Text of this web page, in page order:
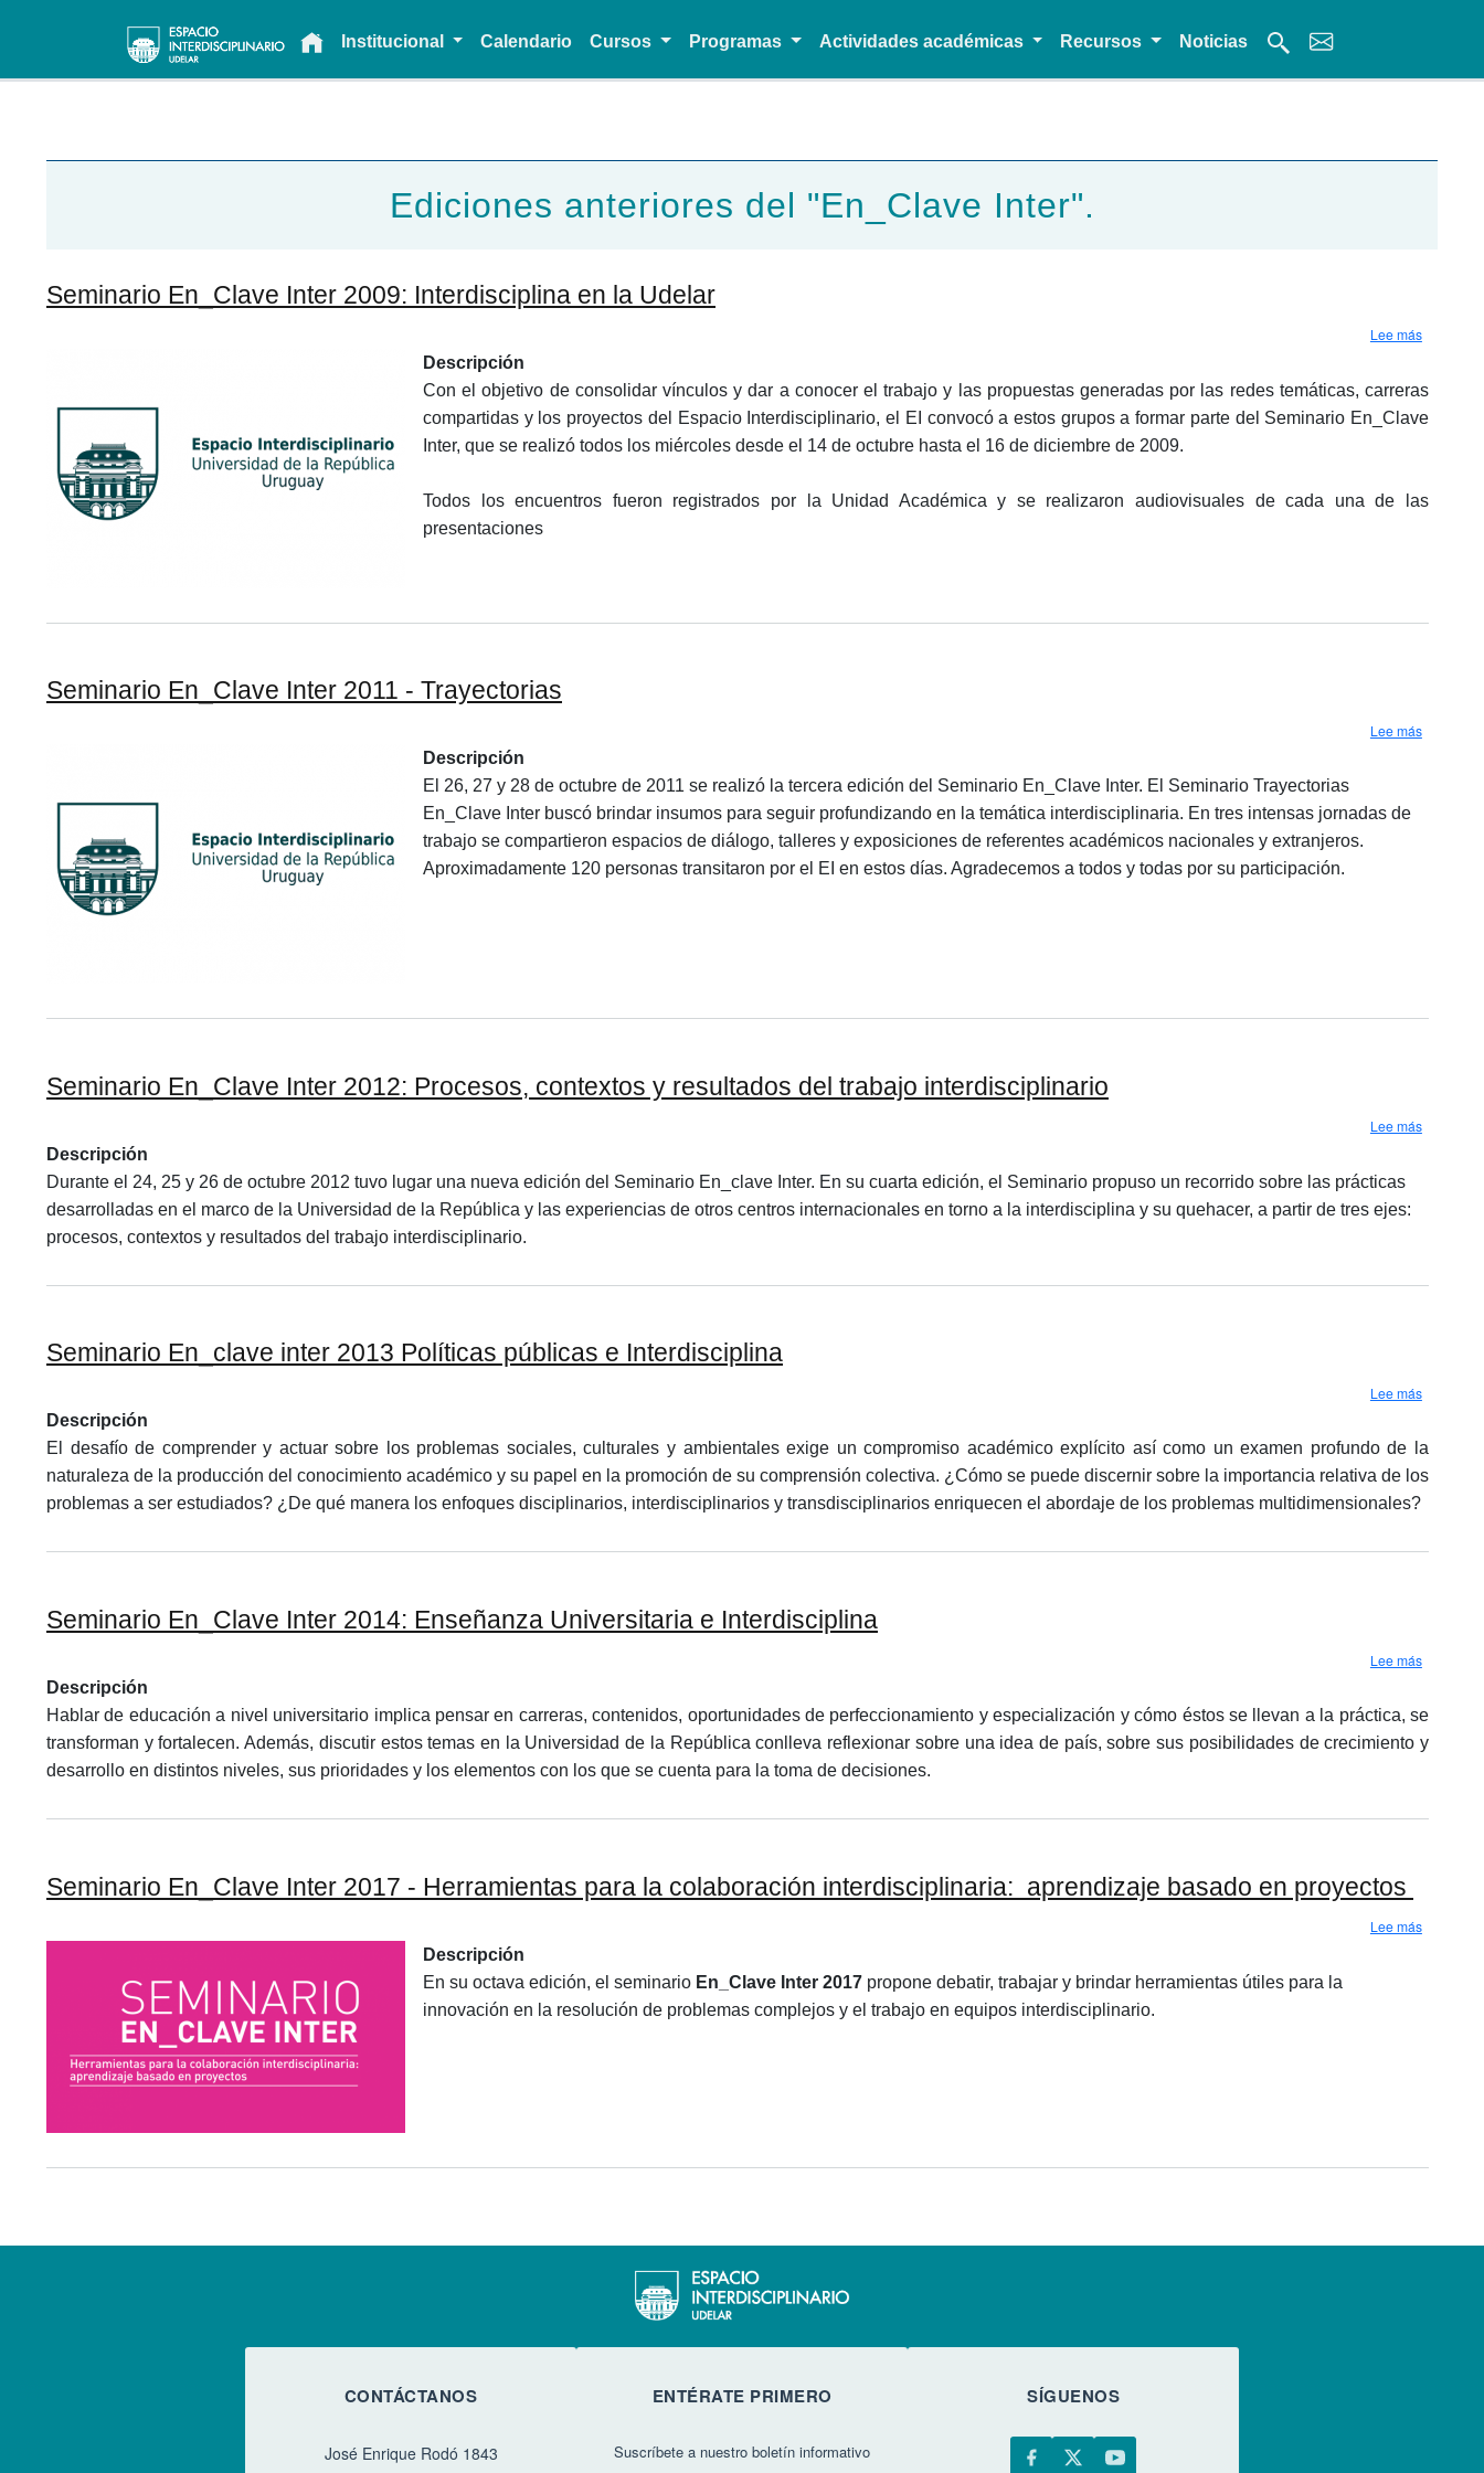
Main navigationInstitucional Calendario Cursos Programas Actividades académicas Recursos Noticias
Ediciones anteriores del "En_Clave Inter".
Seminario En_Clave Inter 2009: Interdisciplina en la Udelar
Lee mássobre
Descripción
Con el objetivo de consolidar vínculos y dar a conocer el trabajo y las propuestas generadas por las redes temáticas, carreras
compartidas y los proyectos del Espacio Interdisciplinario, el EI convocó a estos grupos a formar parte del Seminario En_Clave
Inter, que se realizó todos los miércoles desde el 14 de octubre hasta el 16 de diciembre de 2009.
Todos los encuentros fueron registrados por la Unidad Académica y se realizaron audiovisuales de cada una de las
presentaciones
Seminario En_Clave Inter 2011 - Trayectorias
Lee mássobre
Descripción
El 26, 27 y 28 de octubre de 2011 se realizó la tercera edición del Seminario En_Clave Inter. El Seminario Trayectorias
En_Clave Inter buscó brindar insumos para seguir profundizando en la temática interdisciplinaria. En tres intensas jornadas de
trabajo se compartieron espacios de diálogo, talleres y exposiciones de referentes académicos nacionales y extranjeros.
Aproximadamente 120 personas transitaron por el EI en estos días. Agradecemos a todos y todas por su participación.
Seminario En_Clave Inter 2012: Procesos, contextos y resultados del trabajo interdisciplinario
Lee mássobre
Descripción
Durante el 24, 25 y 26 de octubre 2012 tuvo lugar una nueva edición del Seminario En_clave Inter. En su cuarta edición, el Seminario propuso un recorrido sobre las prácticas
desarrolladas en el marco de la Universidad de la República y las experiencias de otros centros internacionales en torno a la interdisciplina y su quehacer, a partir de tres ejes:
procesos, contextos y resultados del trabajo interdisciplinario.
Seminario En_clave inter 2013 Políticas públicas e Interdisciplina
Lee mássobre
Descripción
El desafío de comprender y actuar sobre los problemas sociales, culturales y ambientales exige un compromiso académico explícito así como un examen profundo de la
naturaleza de la producción del conocimiento académico y su papel en la promoción de su comprensión colectiva. ¿Cómo se puede discernir sobre la importancia relativa de los
problemas a ser estudiados? ¿De qué manera los enfoques disciplinarios, interdisciplinarios y transdisciplinarios enriquecen el abordaje de los problemas multidimensionales?
Seminario En_Clave Inter 2014: Enseñanza Universitaria e Interdisciplina
Lee mássobre
Descripción
Hablar de educación a nivel universitario implica pensar en carreras, contenidos, oportunidades de perfeccionamiento y especialización y cómo éstos se llevan a la práctica, se
transforman y fortalecen. Además, discutir estos temas en la Universidad de la República conlleva reflexionar sobre una idea de país, sobre sus posibilidades de crecimiento y
desarrollo en distintos niveles, sus prioridades y los elementos con los que se cuenta para la toma de decisiones.
Seminario En_Clave Inter 2017 - Herramientas​ ​para​ ​la​ ​colaboración​ ​interdisciplinaria: aprendizaje​ ​basado​ ​en​ ​proyectos
Lee mássobre
Descripción
En su octava edición, el seminario En_Clave Inter 2017 propone debatir, trabajar y brindar herramientas útiles para la
innovación en la resolución de problemas complejos y el trabajo en equipos interdisciplinario.
CONTÁCTANOS
José Enrique Rodó 1843
ENTÉRATE PRIMERO
Suscríbete a nuestro boletín informativo
SÍGUENOS